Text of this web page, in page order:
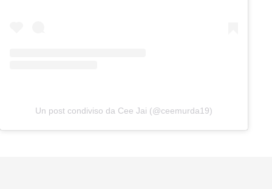
Un post condiviso da Cee Jai (@ceemurda19)